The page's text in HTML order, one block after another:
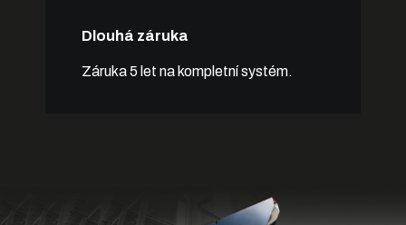
Dlouhá záruka
Záruka 5 let na kompletní systém.